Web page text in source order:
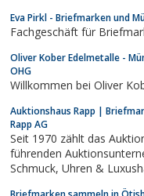
Eva Pirkl - Briefmarken und
Fachgeschäft für
Oliver Kober Edelmetalle -
OHG
Willkommen bei Oliver
Auktionshaus Rapp |
Rapp AG
Seit 1970 zählt das
führenden
Schmuck, Uhren &